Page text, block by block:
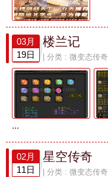
03月
19日
楼兰记
| 分类 : 微变态传奇
...
02月
11日
星空传奇
| 分类 : 微变态传奇